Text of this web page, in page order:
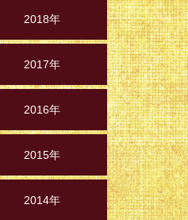
2018年
2017年
2016年
2015年
2014年